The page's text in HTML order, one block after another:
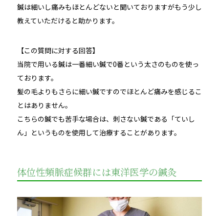
鍼は細いし痛みもほとんどないと聞いておりますがもう少し
教えていただけると助かります。
【この質問に対する回答】
当院で用いる鍼は一番細い鍼で0番という太さのものを使っ
ております。
髪の毛よりもさらに細い鍼ですのでほとんど痛みを感じるこ
とはありません。
こちらの鍼でも苦手な場合は、刺さない鍼である「ていし
ん」というものを使用して治療することがあります。
体位性頻脈症候群には東洋医学の鍼灸